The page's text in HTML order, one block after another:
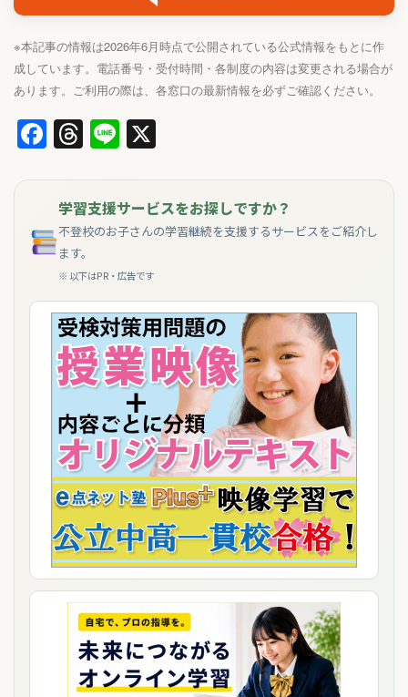
※本記事の情報は2026年6月時点で公開されている公式情報をもとに作
成しています。電話番号・受付時間・各制度の内容は変更される場合が
あります。ご利用の際は、各窓口の最新情報を必ずご確認ください。
Facebook
Threads
Line
学習支援サービスをお探しですか？
不登校のお子さんの学習継続を支援するサービスをご紹介し
ます。
※ 以下はPR・広告です